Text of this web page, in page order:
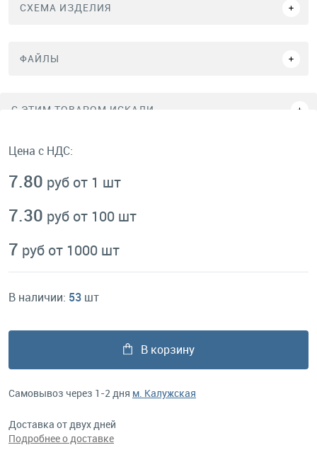
СХЕМА ИЗДЕЛИЯ
ФАЙЛЫ
C ЭТИМ ТОВАРОМ ИСКАЛИ
Цена с НДС:
7.80 руб от 1 шт
7.30 руб от 100 шт
7 руб от 1000 шт
В наличии: 53 шт
В корзину
Самовывоз через 1-2 дня м. Калужская
Доставка от двух дней
Подробнее о доставке